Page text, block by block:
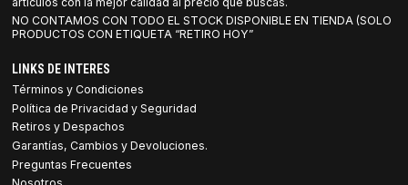
NO CONTAMOS CON TODO EL STOCK DISPONIBLE EN TIENDA (SOLO
PRODUCTOS CON ETIQUETA “RETIRO HOY”
LINKS DE INTERES
Términos y Condiciones
Política de Privacidad y Seguridad
Retiros y Despachos
Garantías, Cambios y Devoluciones.
Preguntas Frecuentes